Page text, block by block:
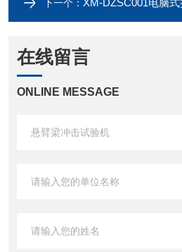
下一个： XM-DZSC001电脑
在线留言
ONLINE MESSAGE